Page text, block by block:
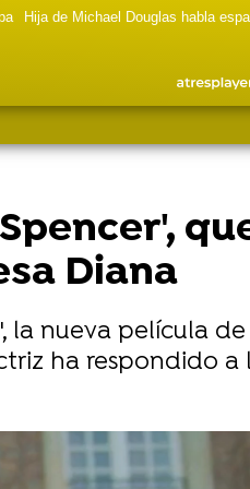
Hija de Michael Douglas habla
Diana
la nueva película
ha respondido a